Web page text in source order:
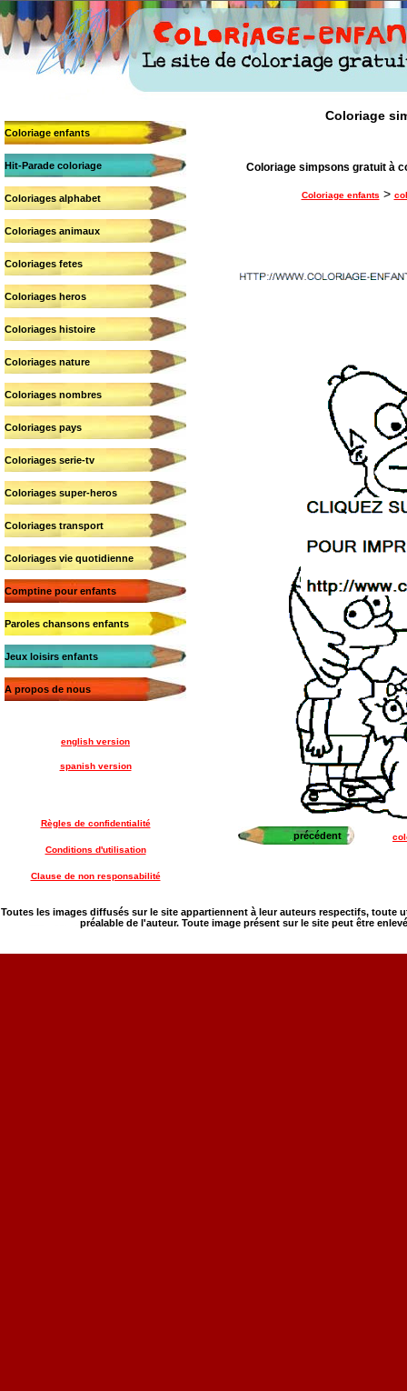
Coloriage enfants
Hit-Parade coloriage
Coloriages alphabet
Coloriages animaux
Coloriages fetes
Coloriages heros
Coloriages histoire
Coloriages nature
Coloriages nombres
Coloriages pays
Coloriages serie-tv
Coloriages super-heros
Coloriages transport
Coloriages vie quotidienne
Comptine pour enfants
Paroles chansons enfants
Jeux loisirs enfants
A propos de nous
english version
spanish version
Règles de confidentialité
Conditions d'utilisation
Clause de non responsabilité
Coloriage
Coloriage simpsons gratuit à
Coloriage enfants >
précédent
Toutes les images diffusés sur le site appartiennent à leur auteurs respectifs,
préalable de l'auteur. Toute image présent sur le site peut être